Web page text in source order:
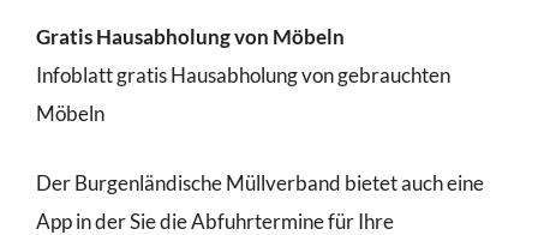
Gratis Hausabholung von Möbeln
Infoblatt gratis Hausabholung von gebrauchten
Möbeln
Der Burgenländische Müllverband bietet auch eine
App in der Sie die Abfuhrtermine für Ihre